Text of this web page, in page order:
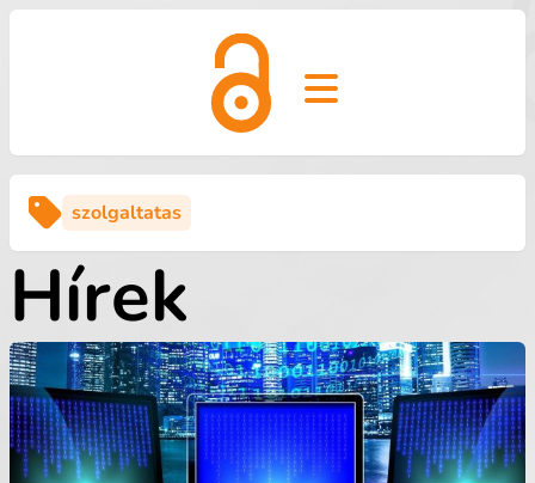
Open main menu
szolgaltatas
Hírek